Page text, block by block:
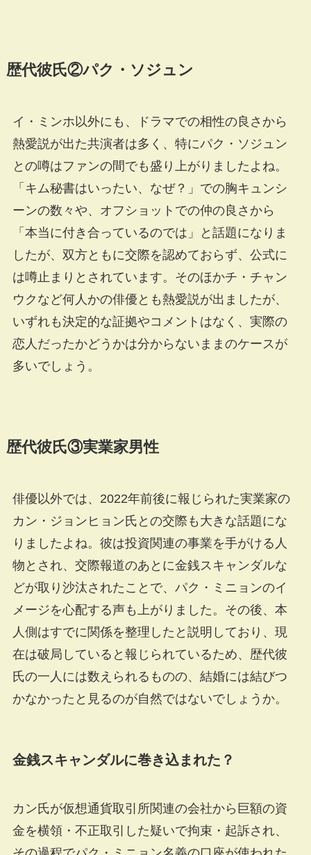
歴代彼氏②パク・ソジュン
イ・ミンホ以外にも、ドラマでの相性の良さから
熱愛説が出た共演者は多く、特にパク・ソジュン
との噂はファンの間でも盛り上がりましたよね。
「キム秘書はいったい、なぜ？」での胸キュンシ
ーンの数々や、オフショットでの仲の良さから
「本当に付き合っているのでは」と話題になりま
したが、双方ともに交際を認めておらず、公式に
は噂止まりとされています。そのほかチ・チャン
ウクなど何人かの俳優とも熱愛説が出ましたが、
いずれも決定的な証拠やコメントはなく、実際の
恋人だったかどうかは分からないままのケースが
多いでしょう。
歴代彼氏③実業家男性
俳優以外では、2022年前後に報じられた実業家の
カン・ジョンヒョン氏との交際も大きな話題にな
りましたよね。彼は投資関連の事業を手がける人
物とされ、交際報道のあとに金銭スキャンダルな
どが取り沙汰されたことで、パク・ミニョンのイ
メージを心配する声も上がりました。その後、本
人側はすでに関係を整理したと説明しており、現
在は破局していると報じられているため、歴代彼
氏の一人には数えられるものの、結婚には結びつ
かなかったと見るのが自然ではないでしょうか。
金銭スキャンダルに巻き込まれた？
カン氏が仮想通貨取引所関連の会社から巨額の資
金を横領・不正取引した疑いで拘束・起訴され、